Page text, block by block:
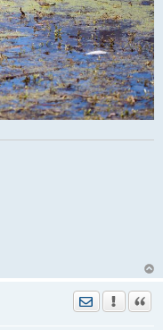
Отправить